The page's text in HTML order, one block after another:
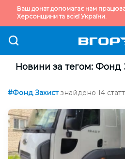
Ваш донат допомагає нам
Херсонщини та всієї України.
Новини за тегом: Фонд
#Фонд Захист знайдено 14